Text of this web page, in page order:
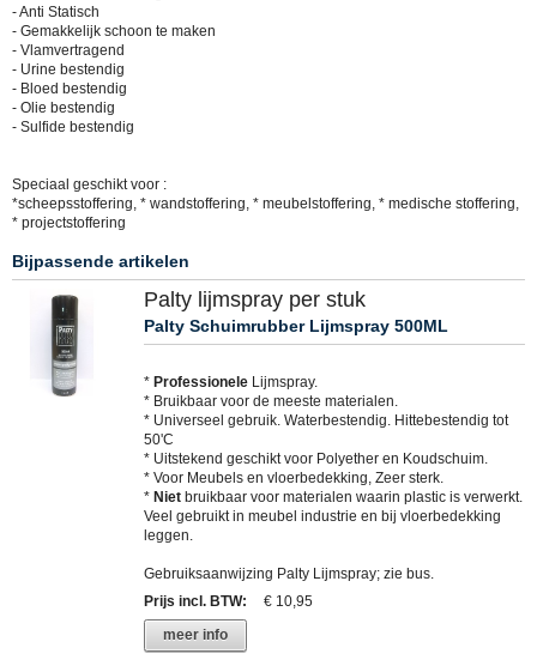
- Anti Statisch
- Gemakkelijk schoon te maken
- Vlamvertragend
- Urine bestendig
- Bloed bestendig
- Olie bestendig
- Sulfide bestendig
Speciaal geschikt voor :
*scheepsstoffering, * wandstoffering, * meubelstoffering, * medische stoffering,
* projectstoffering
Bijpassende artikelen
Palty lijmspray per stuk
Palty Schuimrubber Lijmspray 500ML
* Professionele Lijmspray.
* Bruikbaar voor de meeste materialen.
* Universeel gebruik. Waterbestendig. Hittebestendig tot
50'C
* Uitstekend geschikt voor Polyether en Koudschuim.
* Voor Meubels en vloerbedekking, Zeer sterk.
* Niet bruikbaar voor materialen waarin plastic is verwerkt.
Veel gebruikt in meubel industrie en bij vloerbedekking
leggen.
Gebruiksaanwijzing Palty Lijmspray; zie bus.
Prijs incl. BTW:
€ 10,95
meer info